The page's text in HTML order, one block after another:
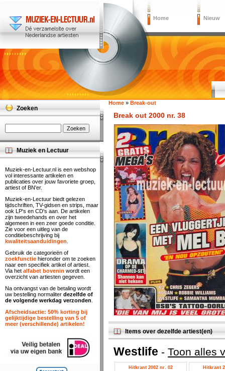
Home Nieuw
Home » Break-out
Break out 2000 nr. 38
Items over dezelfde artiest(en)
Westlife - Toon alles
Hitkrant 2002 nr. 02 Hitkrant
Zoeken
Muziek en Lectuur
Muziek-en-Lectuur.nl is een webshop
vol interessante artikelen en
publicaties over jouw favoriete groep,
artiest of BN'er.
Muziek-en-Lectuur biedt gelezen
tijdschriften, TV-gidsen en strips, maar
ook LP's en CD's aan. De artikelen
zijn tweedehands en over het
algemeen in een zeer goede conditie.
Zie voor een uitleg van de
conditiebeschrijving bij
kwaliteitsaanduidingen
Gebruik de categorieën of
zoekfunctie hieronder om te zoeken
naar een specifiek artikel of artiest.
Via het alfabet bovenin wordt een
overzicht van artiesten gegeven.
Na ontvangst van de betaling wordt
uw bestelling normaliter dezelfde of
de volgende werkdag verzonden
Afscheidsactie: 50% korting bij
gelijktijdige bestelling van 5 of
meer (verschillende) artikelen!